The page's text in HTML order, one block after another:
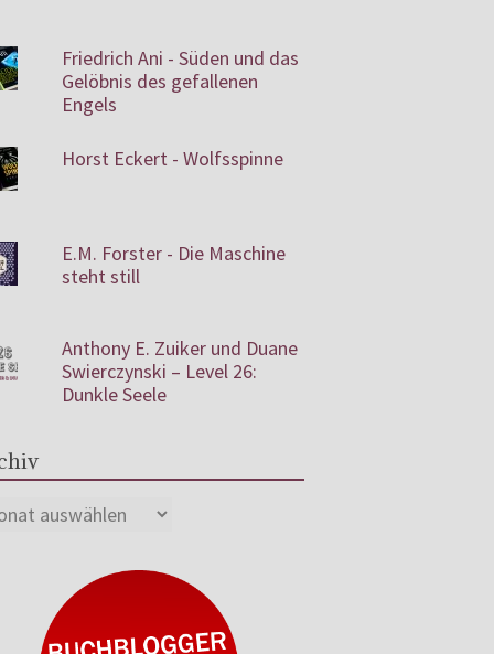
Friedrich Ani - Süden und das
Gelöbnis des gefallenen
Engels
Horst Eckert - Wolfsspinne
E.M. Forster - Die Maschine
steht still
Anthony E. Zuiker und Duane
Swierczynski – Level 26:
Dunkle Seele